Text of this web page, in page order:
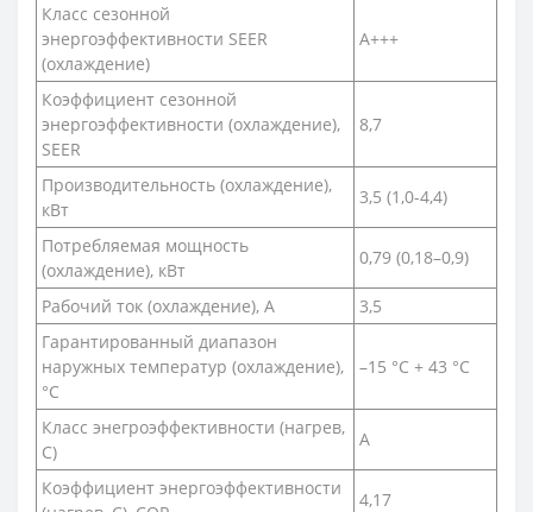
Класс сезонной
энергоэффективности SEER
(охлаждение)
A+++
Коэффициент сезонной
энергоэффективности (охлаждение),
SEER
8,7
Производительность (охлаждение),
кВт
3,5 (1,0-4,4)
Потребляемая мощность
(охлаждение), кВт
0,79 (0,18–0,9)
Рабочий ток (охлаждение), А
3,5
Гарантированный диапазон
наружных температур (охлаждение),
°С
–15 °C + 43 °C
Класс энегроэффективности (нагрев,
С)
A
Коэффициент энергоэффективности
4,17